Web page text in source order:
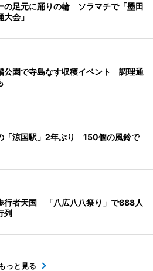
の足元に踊りの輪 ソラマチで「墨田
会」
公園で寺島なす収穫イベント 調理通
「涼国駅」2年ぶり 150個の風鈴で
行者天国 「八広八八祭り」で888人
列
もっと見る